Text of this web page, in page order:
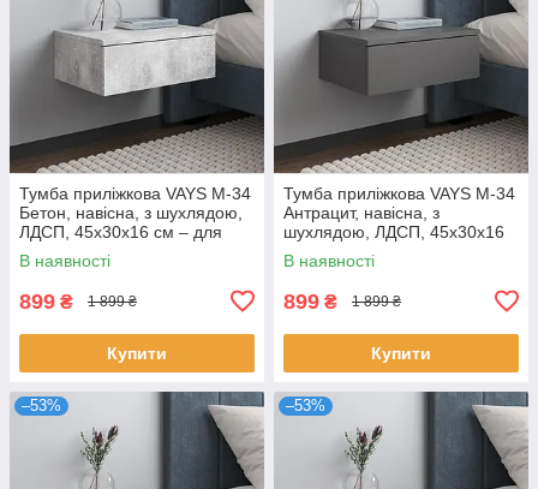
Тумба приліжкова VAYS M-34
Бетон, навісна, з шухлядою,
ЛДСП, 45х30х16 см – для
спальні
В наявності
899 ₴ 1 899 ₴
Купити
Тумба приліжкова VAYS M-34
Антрацит, навісна, з
шухлядою, ЛДСП, 45х30х16
см – для спальні
В наявності
899 ₴ 1 899 ₴
Купити
–53% –53%